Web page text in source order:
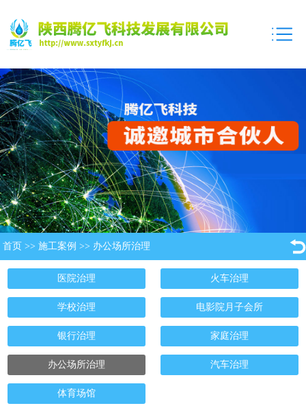
首页 >> 施工案例 >> 办公场所治理
医院治理 火车治理
学校治理 电影院月子会所
银行治理 家庭治理
办公场所治理 汽车治理
体育场馆